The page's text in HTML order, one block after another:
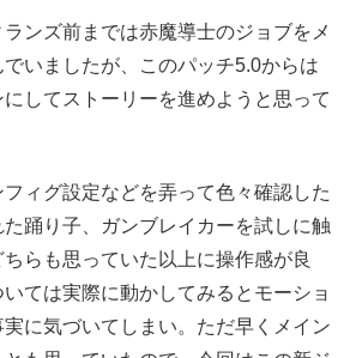
ンズ前までは赤魔導士のジョブをメ
いましたが、このパッチ5.0からは
してストーリーを進めようと思って
ィグ設定などを弄って色々確認した
踊り子、ガンブレイカーを試しに触
らも思っていた以上に操作感が良
ては実際に動かしてみるとモーショ
に気づいてしまい。ただ早くメイン